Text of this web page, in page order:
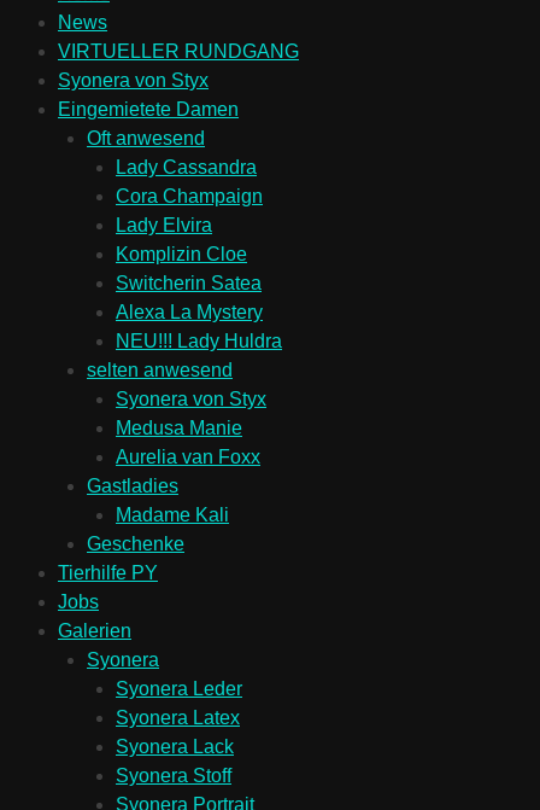
News
VIRTUELLER RUNDGANG
Syonera von Styx
Eingemietete Damen
Oft anwesend
Lady Cassandra
Cora Champaign
Lady Elvira
Komplizin Cloe
Switcherin Satea
Alexa La Mystery
NEU!!! Lady Huldra
selten anwesend
Syonera von Styx
Medusa Manie
Aurelia van Foxx
Gastladies
Madame Kali
Geschenke
Tierhilfe PY
Jobs
Galerien
Syonera
Syonera Leder
Syonera Latex
Syonera Lack
Syonera Stoff
Syonera Portrait